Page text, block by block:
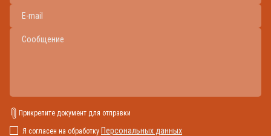
Прикрепите документ для отправки
Я согласен на обработку Персональных данных